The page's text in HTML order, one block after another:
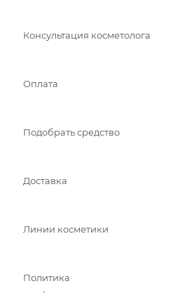
Консультация косметолога
Оплата
Подобрать средство
Доставка
Линии косметики
Политика